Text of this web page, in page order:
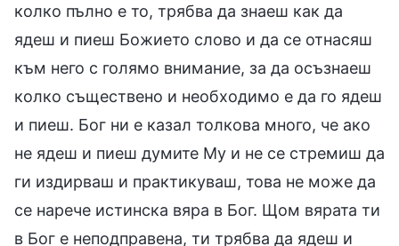
колко пълно е то, трябва да знаеш как да
ядеш и пиеш Божието слово и да се отнасяш
към него с голямо внимание, за да осъзнаеш
колко съществено и необходимо е да го ядеш
и пиеш. Бог ни е казал толкова много, че ако
не ядеш и пиеш думите Му и не се стремиш да
ги издирваш и практикуваш, това не може да
се нарече истинска вяра в Бог. Щом вярата ти
в Бог е неподправена, ти трябва да ядеш и